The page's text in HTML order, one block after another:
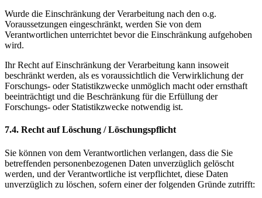
Wurde die Einschränkung der Verarbeitung nach den o.g.
Voraussetzungen eingeschränkt, werden Sie von dem
Verantwortlichen unterrichtet bevor die Einschränkung aufgehoben
wird.
Ihr Recht auf Einschränkung der Verarbeitung kann insoweit
beschränkt werden, als es voraussichtlich die Verwirklichung der
Forschungs- oder Statistikzwecke unmöglich macht oder ernsthaft
beeinträchtigt und die Beschränkung für die Erfüllung der
Forschungs- oder Statistikzwecke notwendig ist.
7.4. Recht auf Löschung / Löschungspflicht
Sie können von dem Verantwortlichen verlangen, dass die Sie
betreffenden personenbezogenen Daten unverzüglich gelöscht
werden, und der Verantwortliche ist verpflichtet, diese Daten
unverzüglich zu löschen, sofern einer der folgenden Gründe zutrifft: